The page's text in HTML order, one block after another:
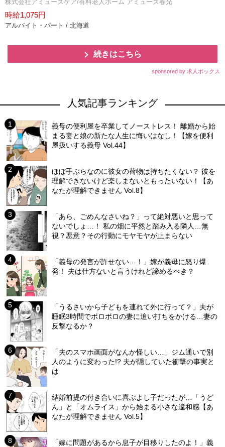
株式会社アミューズケア/有料老人ホーム アミューズ春光
時給1,075円
アルバイト・パート / 北海道
続きはこちら
sponsored by 求人ボックス
人気記事ランキング
義母の便利屋を卒業してノーストレス！ 離婚から始
まる妻と娘の新たな人生に悔いはなし！【嫁を便利
屋扱いする義母 Vol.44】
ほぼ手ぶらなのに彼女の荷物は持ちたくない？ 彼を
理解できないけど楽しまないともったいない！【あ
なたが理解できません Vol.8】
「あら、ごめんなさいね？」って絶対悪いと思って
ないでしょ…！ 私の畑に平然と踏み入る隣人…無
視？悪意？その行動にモヤモヤが止まらない
「義母の発言が許せない…！」嫁が義母に怒り爆
発！ 夫は仕方ないと言うけれど諦めるべき？
「うるさいから子どもを連れて外に行って？」夫が
睡眠3時間でボロボロの妻に追い打ちをかける…妻の
反撃なるか？
「夫のスマホ画面がなんか怪しい…」ジム通いで別
人のように変わった!? 夫が隠していた衝撃の事実と
は
結婚前提の付き合いに喜ぶよし子だったが…「うど
ん」と「オムライス」から始まる小さな違和感【あ
なたが理解できません Vol.5】
「嫁に問題があるから息子が目移りしたのよ！」義